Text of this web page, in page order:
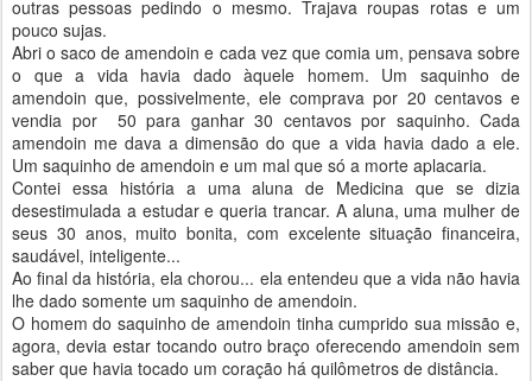
outras pessoas pedindo o mesmo. Trajava roupas rotas e um
pouco sujas.
Abri o saco de amendoin e cada vez que comia um, pensava sobre
o que a vida havia dado àquele homem. Um saquinho de
amendoin que, possivelmente, ele comprava por 20 centavos e
vendia por 50 para ganhar 30 centavos por saquinho. Cada
amendoin me dava a dimensão do que a vida havia dado a ele.
Um saquinho de amendoin e um mal que só a morte aplacaria.
Contei essa história a uma aluna de Medicina que se dizia
desestimulada a estudar e queria trancar. A aluna, uma mulher de
seus 30 anos, muito bonita, com excelente situação financeira,
saudável, inteligente...
Ao final da história, ela chorou... ela entendeu que a vida não havia
lhe dado somente um saquinho de amendoin.
O homem do saquinho de amendoin tinha cumprido sua missão e,
agora, devia estar tocando outro braço oferecendo amendoin sem
saber que havia tocado um coração há quilômetros de distância.